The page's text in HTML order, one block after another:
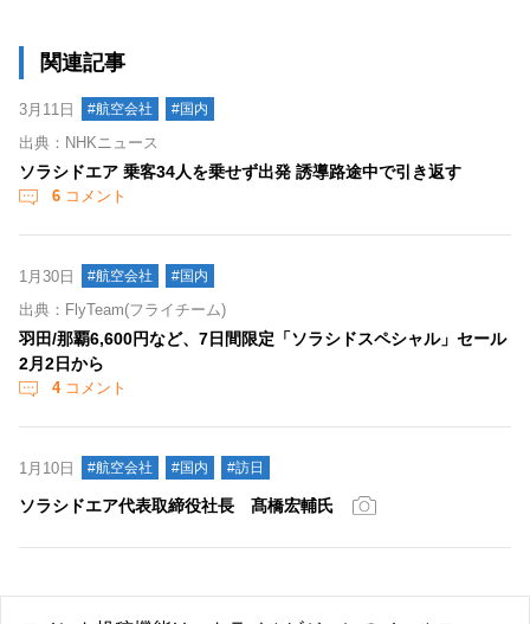
関連記事
3月11日 #航空会社 #国内
出典：NHKニュース
ソラシドエア 乗客34人を乗せず出発 誘導路途中で引き返す
6 コメント
1月30日 #航空会社 #国内
出典：FlyTeam(フライチーム)
羽田/那覇6,600円など、7日間限定「ソラシドスペシャル」セール
2月2日から
4コメント
1月10日 #航空会社 #国内 #訪日
ソラシドエア代表取締役社長 髙橋宏輔氏